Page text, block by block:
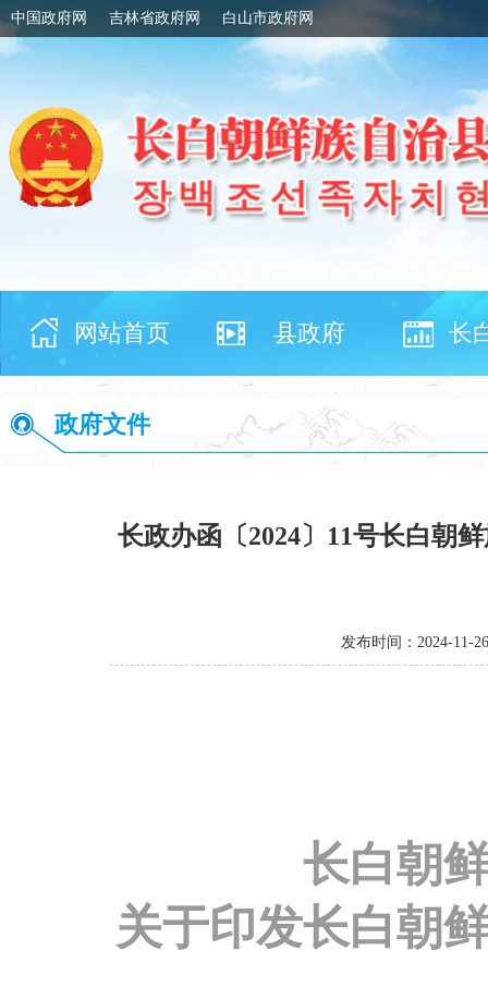
中国政府网 吉林省政府网 白山市政府网
网站首页 县政府 长
政府文件
长政办函〔2024〕11号长白朝
发布时间：2024-11-26
长白朝
关于印发长白朝